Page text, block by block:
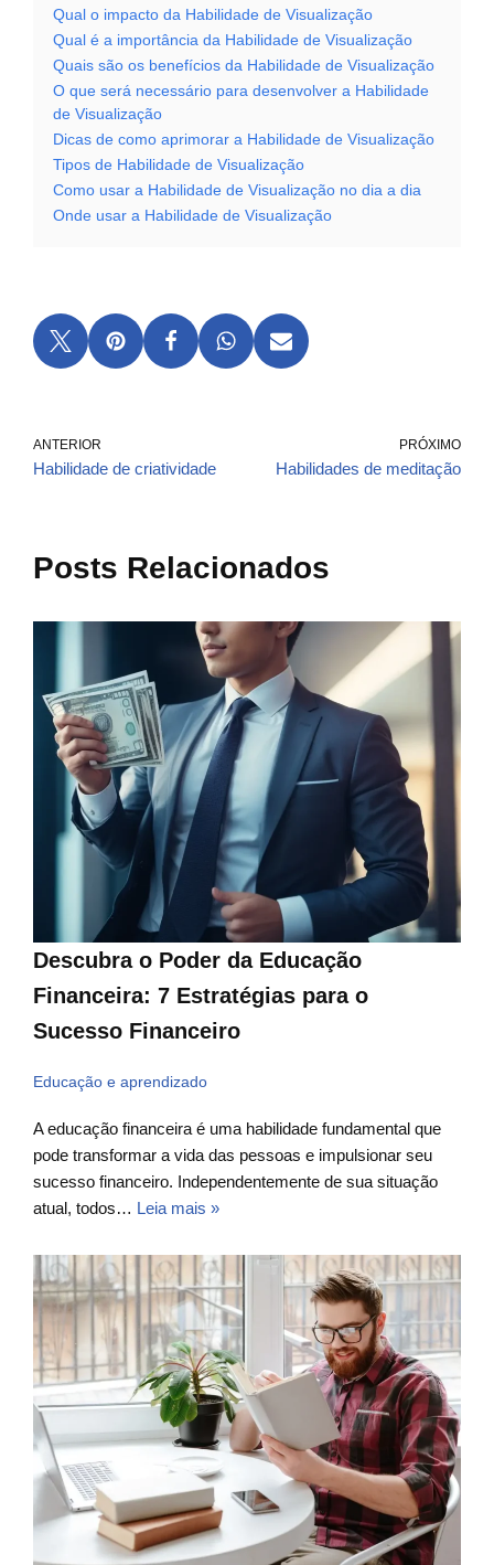
Qual o impacto da Habilidade de Visualização
Qual é a importância da Habilidade de Visualização
Quais são os benefícios da Habilidade de Visualização
O que será necessário para desenvolver a Habilidade
de Visualização
Dicas de como aprimorar a Habilidade de Visualização
Tipos de Habilidade de Visualização
Como usar a Habilidade de Visualização no dia a dia
Onde usar a Habilidade de Visualização
ANTERIOR
Habilidade de criatividade
PRÓXIMO
Habilidades de meditação
Posts Relacionados
Descubra o Poder da Educação
Financeira: 7 Estratégias para o
Sucesso Financeiro
Educação e aprendizado
A educação financeira é uma habilidade fundamental que
pode transformar a vida das pessoas e impulsionar seu
sucesso financeiro. Independentemente de sua situação
atual, todos… Leia mais »